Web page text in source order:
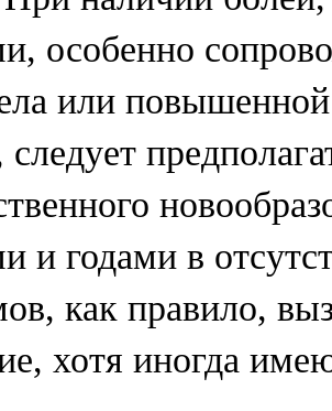
особенно
или
следует
и годами в
как правило,
хотя иногда